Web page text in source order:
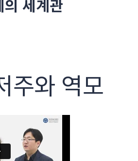
세계관
주와 역모